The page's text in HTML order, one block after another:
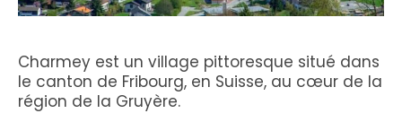
Charmey est un village pittoresque situé dans
le canton de Fribourg, en Suisse, au cœur de la
région de la Gruyère.